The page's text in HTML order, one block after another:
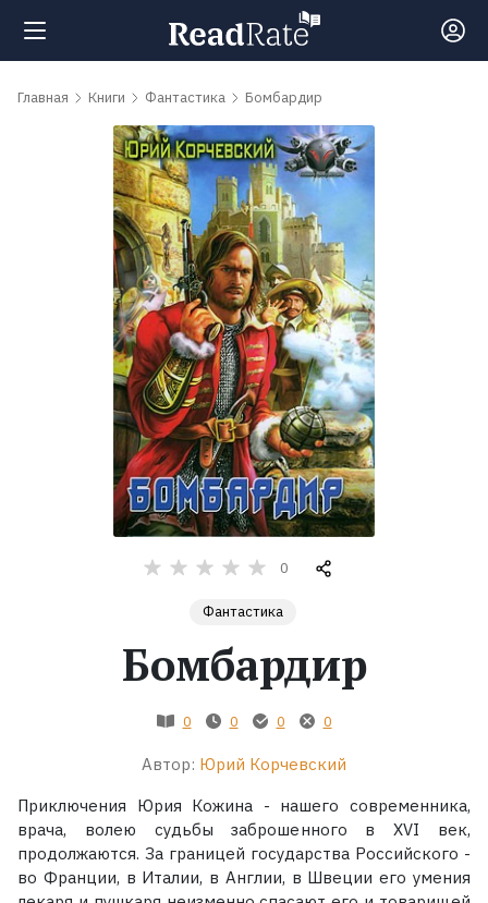
Поиск
Рейтинги
обсуждаемые
Экранизации
Главная Книги Фантастика Бомбардир
0
Фантастика
Бомбардир
0 0 0 0
Автор: Юрий Корчевский
Приключения Юрия Кожина - нашего современника,
врача, волею судьбы заброшенного в XVI век,
продолжаются. За границей государства Российского -
во Франции, в Италии, в Англии, в Швеции его умения